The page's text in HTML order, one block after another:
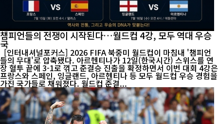
챔피언들의 전쟁이 시작된다…월드컵 4강, 모두 역대 우승
국
[인터내셔널포커스] 2026 FIFA 북중미 월드컵이 마침내 '챔피언
들의 무대'로 압축됐다. 아르헨티나가 12일(한국시간) 스위스를 연
장 혈투 끝에 3-1로 꺾고 준결승 진출을 확정하면서 이번 대회 4강은
프랑스와 스페인, 잉글랜드, 아르헨티나 등 모두 월드컵 우승 경험을
가진 국가들로 채워졌다. 월드컵 준결...